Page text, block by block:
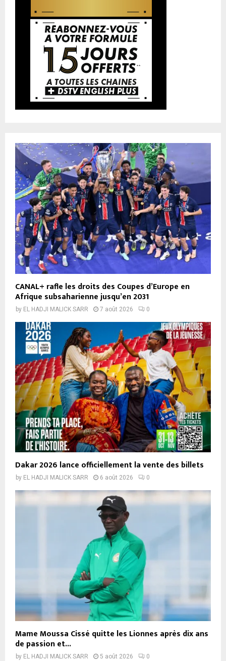
CANAL+ rafle les droits des Coupes d’Europe en
Afrique subsaharienne jusqu’en 2031
by EL HADJI MALICK SARR 7 août 2026 0
Dakar 2026 lance officiellement la vente des billets
by EL HADJI MALICK SARR 6 août 2026 0
Mame Moussa Cissé quitte les Lionnes après dix ans
de passion et...
by EL HADJI MALICK SARR 5 août 2026 0